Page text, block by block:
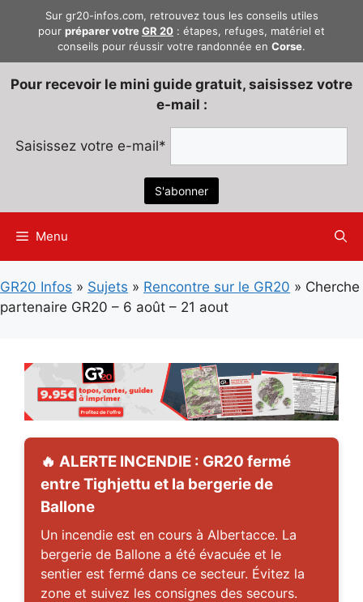
Sur gr20-infos.com, retrouvez tous les conseils utiles
pour préparer votreGR 20 : étapes, refuges, matériel et
conseils pour réussir votre randonnée en Corse.
Pour recevoir le mini guide gratuit, saisissez votre
e-mail :
Saisissez votre e-mail*
Menu
GR20 Infos » Sujets » Rencontre sur le GR20 » Cherche
partenaire GR20 – 6 août – 21 aout
🔥 ALERTE INCENDIE : GR20 fermé
entre Tighjettu et la bergerie de
Ballone
Un incendie est en cours à Albertacce. La
bergerie de Ballone a été évacuée et le
sentier est fermé dans ce secteur. Évitez la
zone et suivez les consignes des secours.